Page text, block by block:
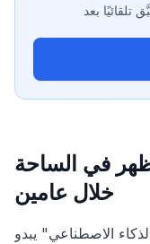
من $5 (حتى +$10). يُطبَّق تلقائيًا بعد
في الساحة
خلال عامين
"متصفح الذكاء الاصطناعي" يبدو